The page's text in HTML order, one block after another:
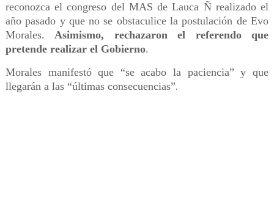
reconozca el congreso del MAS de Lauca Ñ realizado el
año pasado y que no se obstaculice la postulación de Evo
Morales.Asimismo, rechazaron el referendo que
pretende realizar el Gobierno.
Morales manifestó que “se acabo la paciencia” y que
llegarán a las “últimas consecuencias”.